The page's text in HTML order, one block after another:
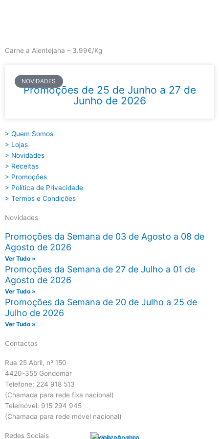
Carne a Alentejana – 3.99€/Kg
NOVIDADES
Promoções de 25 de Junho a 27 de
Junho de 2026
> Quem Somos
> Lojas
> Novidades
> Receitas
> Promoções
> Política de Privacidade
> Termos e Condições
Novidades
Promoções da Semana de 03 de Agosto a 08 de
Agosto de 2026
Ver Tudo »
Promoções da Semana de 27 de Julho a 01 de
Agosto de 2026
Ver Tudo »
Promoções da Semana de 20 de Julho a 25 de
Julho de 2026
Ver Tudo »
Contactos
Rua 25 Abril, nº 150
4420-355 Gondomar
Telefone: 224 918 513
(Chamada para rede fixa nacional)
Telemóvel: 915 294 945
(Chamada para rede móvel nacional)
Redes Sociais